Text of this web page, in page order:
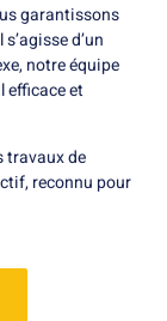
garantissons
d’un
notre équipe
efficace et
travaux de
reconnu pour